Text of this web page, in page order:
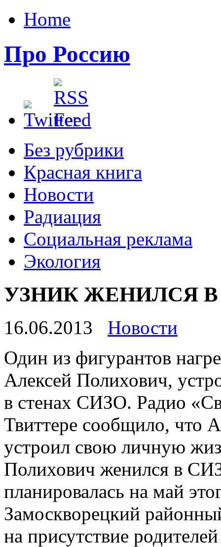
Home
Про Россию
Без рубрики
Красная книга
Новости
Радиация
Социальная реклама
Экология
УЗНИК ЖЕНИЛСЯ В
16.06.2013
Новости
Один из фигурантов
Алексей Полихович,
в стенах СИЗО. Радио
Твиттере сообщило, что
устроил свою личную
Полихович женился в
планировалась на май
Замоскворецкий
на присутствие